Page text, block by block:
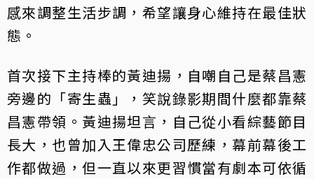
感來調整生活步調，希望讓身心維持在最佳狀
態。
首次接下主持棒的黃迪揚，自嘲自己是蔡昌憲
旁邊的「寄生蟲」，笑說錄影期間什麼都靠蔡
昌憲帶領。黃迪揚坦言，自己從小看綜藝節目
長大，也曾加入王偉忠公司歷練，幕前幕後工
作都做過，但一直以來更習慣當有劇本可依循